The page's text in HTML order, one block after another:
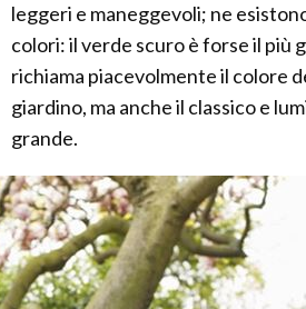
leggeri e maneggevoli; ne
colori: il verde scuro è forse il più
richiama piacevolmente il colore
giardino, ma anche il classico e
grande.